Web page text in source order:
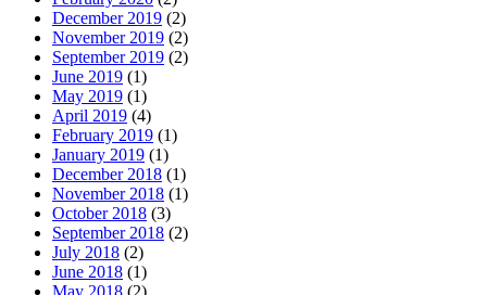
December 2019 (2)
November 2019 (2)
September 2019 (2)
June 2019 (1)
May 2019 (1)
April 2019 (4)
February 2019 (1)
January 2019 (1)
December 2018 (1)
November 2018 (1)
October 2018 (3)
September 2018 (2)
July 2018 (2)
June 2018 (1)
May 2018 (2)